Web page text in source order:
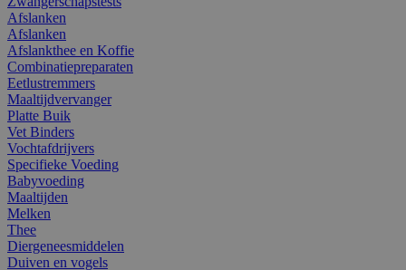
Afslanken
Afslanken
Afslankthee en Koffie
Combinatiepreparaten
Eetlustremmers
Maaltijdvervanger
Platte Buik
Vet Binders
Vochtafdrijvers
Specifieke Voeding
Babyvoeding
Maaltijden
Melken
Thee
Diergeneesmiddelen
Duiven en vogels